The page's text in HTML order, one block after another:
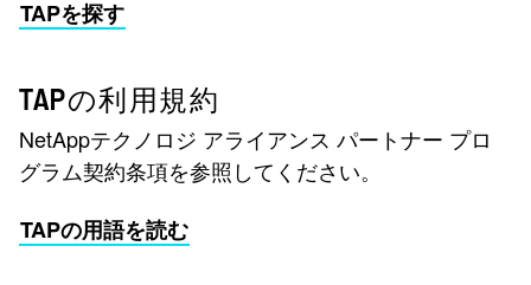
TAPを探す
TAPの利用規約
NetAppテクノロジ アライアンス パートナー プロ
グラム契約条項を参照してください。
TAPの用語を読む